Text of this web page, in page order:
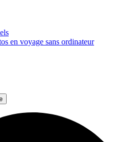
en voyage sans ordinateur